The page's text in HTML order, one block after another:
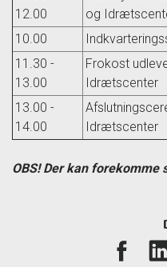
12.00
og
10.00
11.30 -
13.00
Frokost
Idrætscenter
13.00 -
14.00
Idrætscenter
OBS! Der kan